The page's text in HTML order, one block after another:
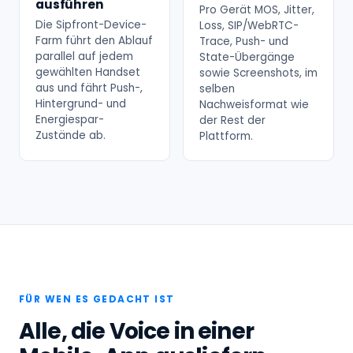
ausführen
Die Sipfront-Device-
Farm führt den Ablauf
parallel auf jedem
gewählten Handset
aus und fährt Push-,
Hintergrund- und
Energiespar-
Zustände ab.
Pro Gerät MOS, Jitter,
Loss, SIP/WebRTC-
Trace, Push- und
State-Übergänge
sowie Screenshots, im
selben
Nachweisformat wie
der Rest der
Plattform.
FÜR WEN ES GEDACHT IST
Alle, die Voice in einer